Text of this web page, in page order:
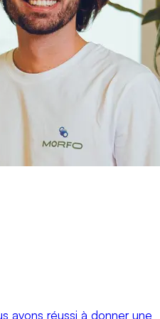
avons réussi à donner une